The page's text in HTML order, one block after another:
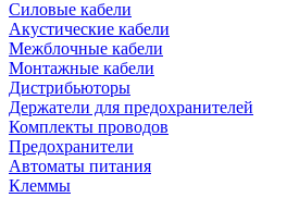
Силовые кабели
Акустические кабели
Межблочные кабели
Монтажные кабели
Дистрибьюторы
Держатели для предохранителей
Комплекты проводов
Предохранители
Автоматы питания
Клеммы